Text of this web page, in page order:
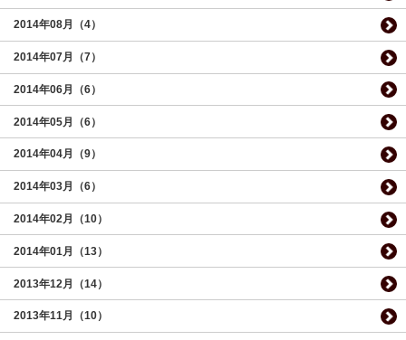
2014年08月（4）
2014年07月（7）
2014年06月（6）
2014年05月（6）
2014年04月（9）
2014年03月（6）
2014年02月（10）
2014年01月（13）
2013年12月（14）
2013年11月（10）